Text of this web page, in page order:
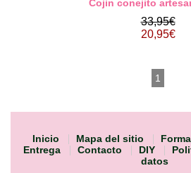
Cojin conejito
33,95€
20,95€
1
Inicio Mapa del sitio
Entrega
Contacto DIY
datos